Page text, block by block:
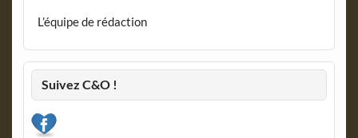
L’équipe de rédaction
Suivez C&O !